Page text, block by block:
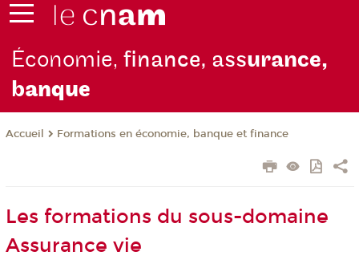
Économie,finance, assurance,
banque
Accueil Formations en économie, banque et finance
Les formations du sous-domaine
Assurance vie